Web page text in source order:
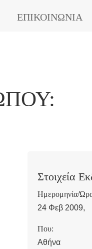
ΕΠΙΚΟΙΝΩΝΙΑ
Στοιχεία
Ημερομηνία/
24 Φεβ 2009,
Που:
Αθήνα